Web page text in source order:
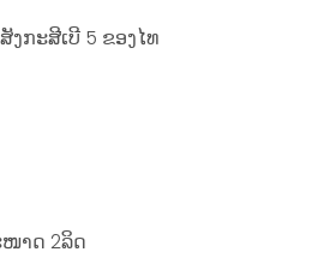
ງກະສີເບີ 5 ຂອງໄທ
ໜາດ 2ລິດ